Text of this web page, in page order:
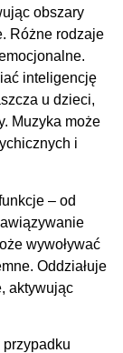
obszary
Różne rodzaje
inteligencję
u dzieci,
Muzyka może
i
– od
wywoływać
Oddziałuje
aktywując